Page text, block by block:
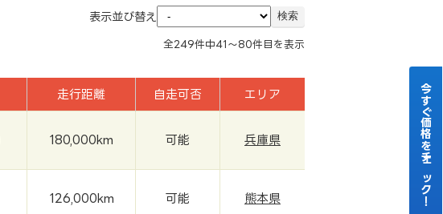
表示並び替え
全249件中41～80件目を表示
走行距離 自走可否 エリア
180,000km 可能 兵庫県
126,000km 可能 熊本県 今すぐ価格をチェック！